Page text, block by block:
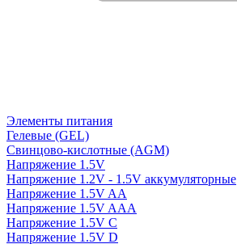
Элементы питания
Гелевые (GEL)
Свинцово-кислотные (AGM)
Напряжение 1.5V
Напряжение 1.2V - 1.5V аккумуляторные
Напряжение 1.5V AA
Напряжение 1.5V AAA
Напряжение 1.5V C
Напряжение 1.5V D